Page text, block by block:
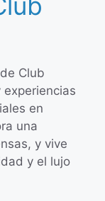
Club
en
una
y vive
y el lujo